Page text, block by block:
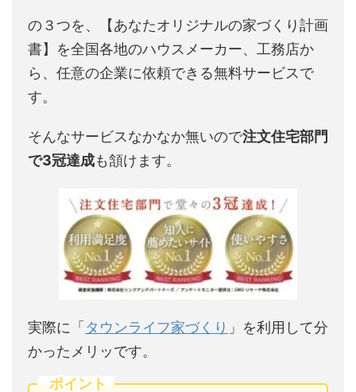
の３つを、【あなたオリジナルの家づくり計画
書】を全国各地のハウスメーカー、工務店か
ら、任意の企業に依頼できる無料サービスで
す。
そんなサービスなかなか無いので注文住宅部門
で3冠達成も頷けます。
実際に「タウンライフ家づくり 」を利用して分
かったメリッです。
ポイント